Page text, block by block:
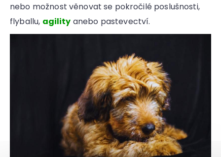
nebo možnost věnovat se pokročilé poslušnosti,
flyballu, agility anebo pastevectví.